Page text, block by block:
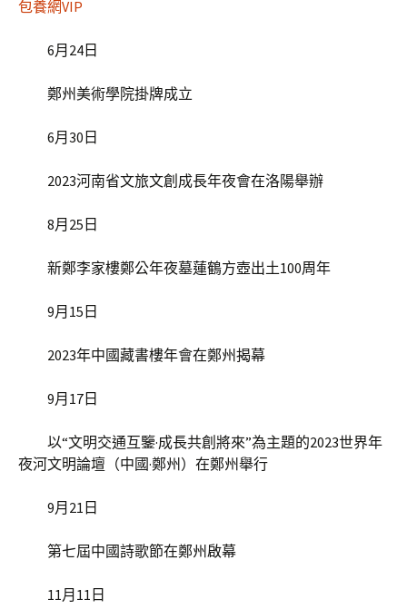
包養網VIP
6月24日
鄭州美術學院掛牌成立
6月30日
2023河南省文旅文創成長年夜會在洛陽舉辦
8月25日
新鄭李家樓鄭公年夜墓蓮鶴方壺出土100周年
9月15日
2023年中國藏書樓年會在鄭州揭幕
9月17日
以“文明交通互鑒·成長共創將來”為主題的2023世界年
夜河文明論壇（中國·鄭州）在鄭州舉行
9月21日
第七屆中國詩歌節在鄭州啟幕
11月11日